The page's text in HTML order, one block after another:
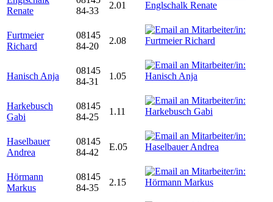
Renate
84-33
2.01
Furtmeier
Richard
08145
84-20
2.08
Hanisch Anja
08145
84-31
1.05
Harkebusch
Gabi
08145
84-25
1.11
Haselbauer
Andrea
08145
84-42
E.05
Hörmann
Markus
08145
84-35
2.15